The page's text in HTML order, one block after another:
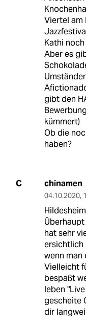
Viertel am
Kathi
Aber es
gibt den
kümmert)
Ob die
haben?
C chinamen
04.10.2020,
hat sehr
ersichtlich
wenn man
Vielleicht
bespaßt
leben
gescheite
dir